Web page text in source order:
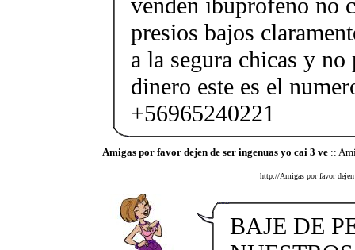
presios bajos
a la segura chicas y no
dinero este es el
+56965240221
Amigas por favor dejen de ser ingenuas yo cai 3 ve::
http://Amigas por favor dejen
BAJE DE